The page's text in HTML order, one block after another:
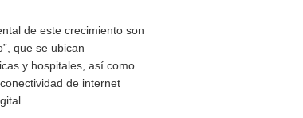
de este crecimiento son
que se ubican
y hospitales, así como
de internet